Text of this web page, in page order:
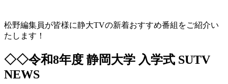
松野編集員が皆様に静大TVの新着おすすめ番組をご紹介い
たします！
◇◇令和8年度 静岡大学 入学式 SUTV
NEWS